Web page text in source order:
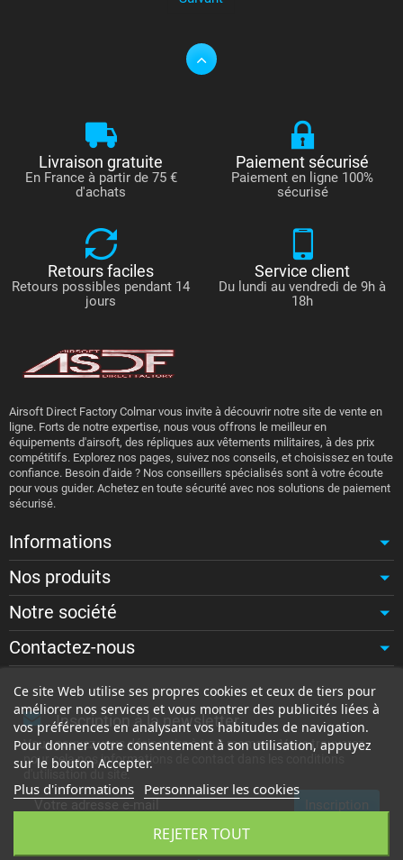
Ce site Web utilise ses propres cookies et ceux de tiers pour
améliorer nos services et vous montrer des publicités liées à
vos préférences en analysant vos habitudes de navigation.
Pour donner votre consentement à son utilisation, appuyez
sur le bouton Accepter.
Plus d'informations Personnaliser les cookies
REJETER TOUT
Livraison gratuite
En France à partir de 75 €
d'achats
Paiement sécurisé
Paiement en ligne 100%
sécurisé
Retours faciles
Retours possibles pendant 14
jours
Service client
Du lundi au vendredi de 9h à
18h
Airsoft Direct Factory Colmar vous invite à découvrir notre site de vente en
ligne. Forts de notre expertise, nous vous offrons le meilleur en
équipements d'airsoft, des répliques aux vêtements militaires, à des prix
compétitifs. Explorez nos pages, suivez nos conseils, et choisissez en toute
confiance. Besoin d'aide ? Nos conseillers spécialisés sont à votre écoute
pour vous guider. Achetez en toute sécurité avec nos solutions de paiement
sécurisé.
Informations
Nos produits
Notre société
Contactez-nous
Inscription à la newsletter
Vous pouvez vous désinscrire à tout moment. Vous trouverez
pour cela nos informations de contact dans les conditions
d'utilisation du site.